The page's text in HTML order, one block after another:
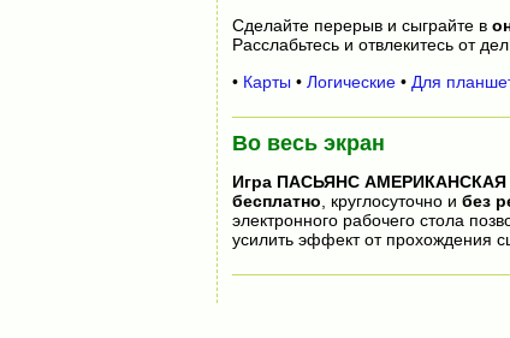
Сделайте перерыв и сыграйте в
Расслабьтесь и отвлекитесь от
• Карты • Логические• Для
Во весь экран
Игра ПАСЬЯНС
бесплатно , круглосуточно и без
электронного рабочего стола
усилить эффект от прохождения